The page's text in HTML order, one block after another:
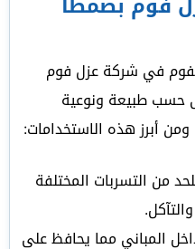
في شركة عزل فوم
حسب طبيعة ونوعية
أبرز هذه الاستخدامات:
من التسربات المختلفة
المباني مما يحافظ على